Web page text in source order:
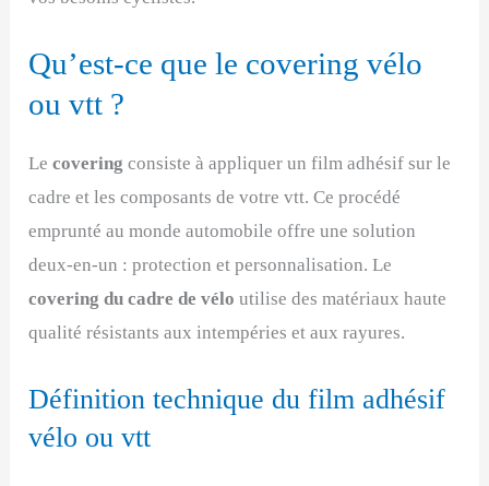
Qu’est-ce que le covering vélo
ou vtt ?
Lecoveringconsiste à appliquer un film adhésif sur le
cadre et les composants de votre vtt. Ce procédé
emprunté au monde automobile offre une solution
deux-en-un : protection et personnalisation. Le
covering du cadre de vélo utilise des matériaux haute
qualité résistants aux intempéries et aux rayures.
Définition technique du film adhésif
vélo ou vtt